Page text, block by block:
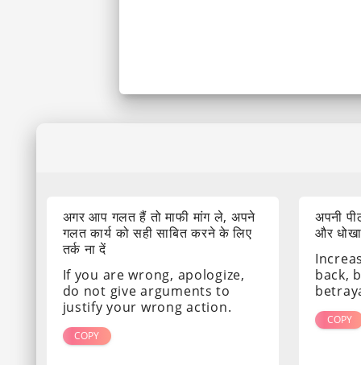
अगर आप गलत हैं तो माफी मांग ले, अपने
गलत कार्य को सही साबित करने के लिए
तर्क ना दें
If you are wrong, apologize,
do not give arguments to
justify your wrong action.
COPY
अपनी
और
back,
COPY